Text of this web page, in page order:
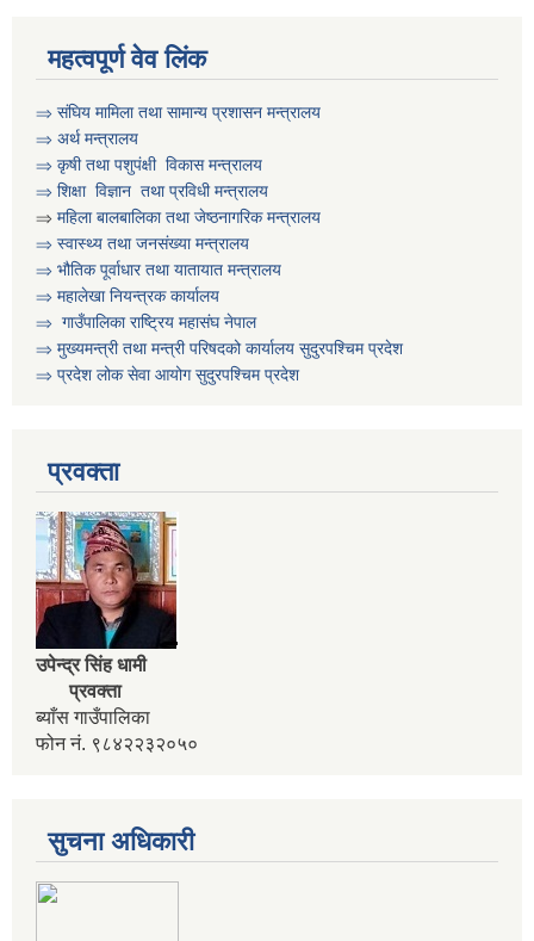
महत्वपूर्ण वेव लिंक
⇒ संघिय मामिला तथा सामान्य प्रशासन मन्त्रालय
⇒ अर्थ मन्त्रालय
⇒ कृषी तथा पशुप‌ंक्षी विकास मन्त्रालय
⇒ शिक्षा विज्ञान तथा प्रविधी मन्त्रालय
⇒ महिला बालबालिका तथा जेष्ठनागरिक मन्त्रालय
⇒ स्वास्थ्य तथा जनसंख्या मन्त्रालय
⇒ भौतिक पूर्वाधार तथा यातायात मन्त्रालय
⇒ महालेखा नियन्त्रक कार्यालय
⇒ गाउँपालिका राष्ट्रिय महासंघ नेपाल
⇒ मुख्यमन्त्री तथा मन्त्री परिषदको कार्यालय सुदुरपश्चिम प्रदेश
⇒ प्रदेश लोक सेवा आयोग सुदुरपश्चिम प्रदेश
प्रवक्ता
उपेन्द्र सिंह धामी
प्रवक्ता
ब्याँस गाउँपालिका
फोन नं. ९८४२२३२०५०
सुचना अधिकारी